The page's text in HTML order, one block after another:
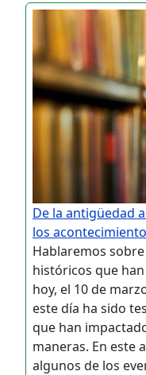
De la antigüedad
los
Hablaremos
históricos que
hoy, el 10 de
este día ha sido
que han
maneras. En este
algunos de los